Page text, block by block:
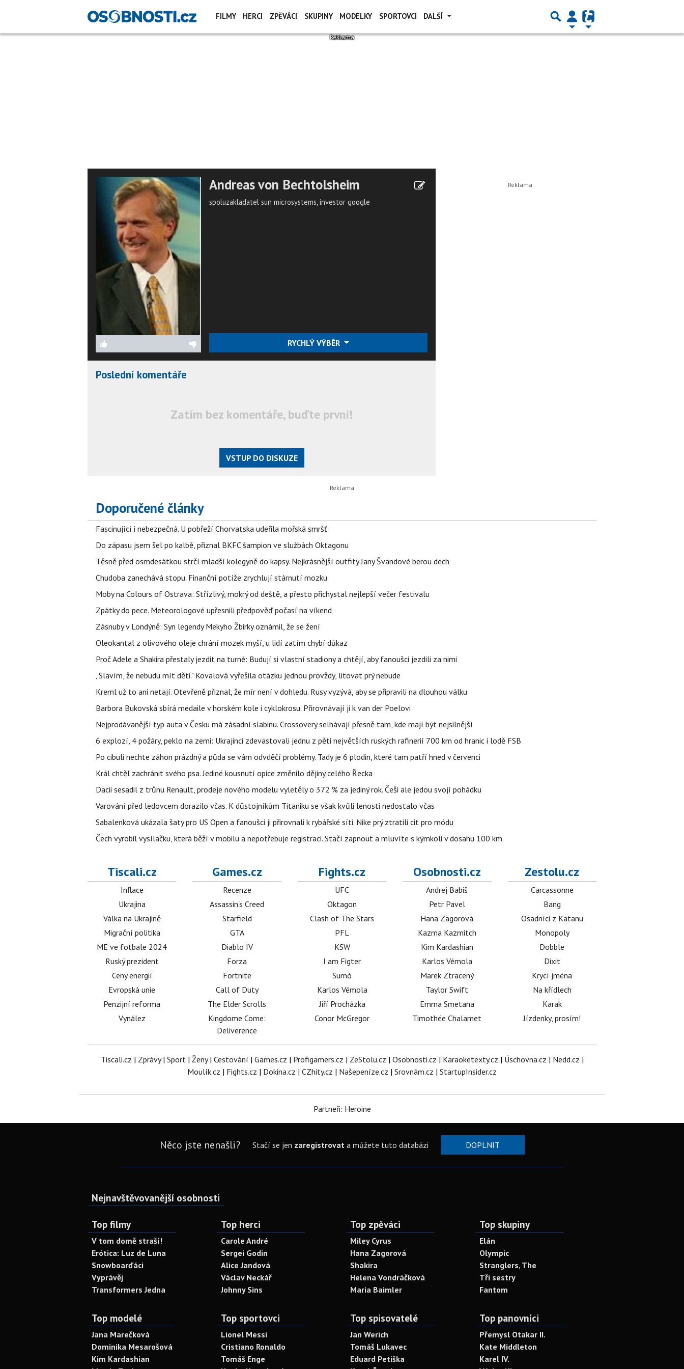
FILMY HERCI ZPĚVÁCI SKUPINY MODELKY SPORTOVCI DALŠÍ
Andreas von Bechtolsheim
spoluzakladatel sun microsystems, investor google
RYCHLÝ VÝBĚR
Poslední komentáře
Zatím bez komentáře, buďte první!
VSTUP DO DISKUZE
Doporučené články
Fascinující i nebezpečná. U pobřeží Chorvatska udeřila mořská smršť
Do zápasu jsem šel po kalbě, přiznal BKFC šampion ve službách Oktagonu
Těsně před osmdesátkou strčí mladší kolegyně do kapsy. Nejkrásnější outfity Jany Švandové berou dech
Chudoba zanechává stopu. Finanční potíže zrychlují stárnutí mozku
Moby na Colours of Ostrava: Střízlivý, mokrý od deště, a přesto přichystal nejlepší večer festivalu
Zpátky do pece. Meteorologové upřesnili předpověď počasí na víkend
Zásnuby v Londýně: Syn legendy Mekyho Žbirky oznámil, že se žení
Oleokantal z olivového oleje chrání mozek myší, u lidí zatím chybí důkaz
Proč Adele a Shakira přestaly jezdit na turné: Budují si vlastní stadiony a chtějí, aby fanoušci jezdili za nimi
„Slavím, že nebudu mít děti." Kovalová vyřešila otázku jednou provždy, litovat prý nebude
Kreml už to ani netají. Otevřeně přiznal, že mír není v dohledu. Rusy vyzývá, aby se připravili na dlouhou válku
Barbora Bukovská sbírá medaile v horském kole i cyklokrosu. Přirovnávají ji k van der Poelovi
Nejprodávanější typ auta v Česku má zásadní slabinu. Crossovery selhávají přesně tam, kde mají být nejsilnější
6 explozí, 4 požáry, peklo na zemi: Ukrajinci zdevastovali jednu z pěti největších ruských rafinerií 700 km od hranic i lodě FSB
Po cibuli nechte záhon prázdný a půda se vám odvděčí problémy. Tady je 6 plodin, které tam patří hned v červenci
Král chtěl zachránit svého psa. Jediné kousnutí opice změnilo dějiny celého Řecka
Dacii sesadil z trůnu Renault, prodeje nového modelu vyletěly o 372 % za jediný rok. Češi ale jedou svojí pohádku
Varování před ledovcem dorazilo včas. K důstojníkům Titaniku se však kvůli lenosti nedostalo včas
Sabalenková ukázala šaty pro US Open a fanoušci ji přirovnali k rybářské síti. Nike prý ztratili cit pro módu
Čech vyrobil vysílačku, která běží v mobilu a nepotřebuje registraci. Stačí zapnout a mluvíte s kýmkoli v dosahu 100 km
Tiscali.cz
Inflace
Ukrajina
Válka na Ukrajině
Migrační politika
ME ve fotbale 2024
Ruský prezident
Ceny energií
Evropská unie
Penzijní reforma
Vynález
Games.cz
Recenze
Assassin's Creed
Starfield
GTA
Diablo IV
Forza
Fortnite
Call of Duty
The Elder Scrolls
Kingdome Come:
Deliverence
Fights.cz
UFC
Oktagon
Clash of The Stars
PFL
KSW
I am Figter
Sumó
Karlos Vémola
Jiří Procházka
Conor McGregor
Osobnosti.cz
Andrej Babiš
Petr Pavel
Hana Zagorová
Kazma Kazmitch
Kim Kardashian
Karlos Vémola
Marek Ztracený
Taylor Swift
Emma Smetana
Timothée Chalamet
Zestolu.cz
Carcassonne
Bang
Osadníci z Katanu
Monopoly
Dobble
Dixit
Krycí jména
Na křídlech
Karak
Jízdenky, prosím!
Tiscali.cz | Zprávy| Sport| Ženy| Cestování | Games.cz | Profigamers.cz | ZeStolu.cz | Osobnosti.cz | Karaoketexty.cz | Úschovna.cz | Nedd.cz |
Moulík.cz | Fights.cz | Dokina.cz | CZhity.cz | Našepeníze.cz | Srovnám.cz | StartupInsider.cz
Partneři: Heroine
Něco jste nenašli? Stačí se jen zaregistrovata můžete tuto databázi DOPLNIT
Nejnavštěvovanější osobnosti
Top filmy
V tom domě straší!
Erótica: Luz de Luna
Snowboarďáci
Vyprávěj
Transformers Jedna
Top herci
Carole André
Sergei Godin
Alice Jandová
Václav Neckář
Johnny Sins
Top zpěváci
Miley Cyrus
Hana Zagorová
Shakira
Helena Vondráčková
Maria Baimler
Top skupiny
Elán
Olympic
Stranglers, The
Tři sestry
Fantom
Top modelé
Jana Marečková
Dominika Mesarošová
Kim Kardashian
Top sportovci
Lionel Messi
Cristiano Ronaldo
Tomáš Enge
Top spisovatelé
Jan Werich
Tomáš Lukavec
Eduard Petiška
Top panovníci
Přemysl Otakar II.
Kate Middleton
Karel IV.